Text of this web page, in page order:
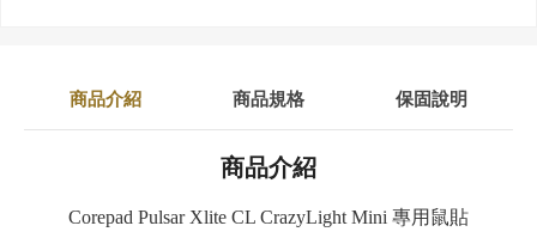
商品介紹 商品規格 保固說明
商品介紹
Corepad Pulsar Xlite CL CrazyLight Mini 專用鼠貼